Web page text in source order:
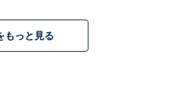
ま中村海人くんがでてた」
コミカル要素もあり、なんだ
もっと見る